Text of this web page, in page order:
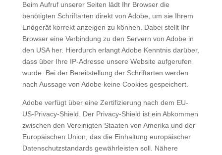
Beim Aufruf unserer Seiten lädt Ihr Browser die
benötigten Schriftarten direkt von Adobe, um sie Ihrem
Endgerät korrekt anzeigen zu können. Dabei stellt Ihr
Browser eine Verbindung zu den Servern von Adobe in
den USA her. Hierdurch erlangt Adobe Kenntnis darüber,
dass über Ihre IP-Adresse unsere Website aufgerufen
wurde. Bei der Bereitstellung der Schriftarten werden
nach Aussage von Adobe keine Cookies gespeichert.
Adobe verfügt über eine Zertifizierung nach dem EU-
US-Privacy-Shield. Der Privacy-Shield ist ein Abkommen
zwischen den Vereinigten Staaten von Amerika und der
Europäischen Union, das die Einhaltung europäischer
Datenschutzstandards gewährleisten soll. Nähere